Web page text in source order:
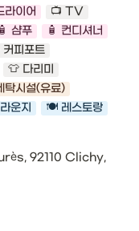
라이어
📺 TV
🧴 샴푸
🧴 컨디셔너
커피포트
👕 다리미
탁시설(유료)
운지
🍽️ 레스토랑
92110 Clichy,